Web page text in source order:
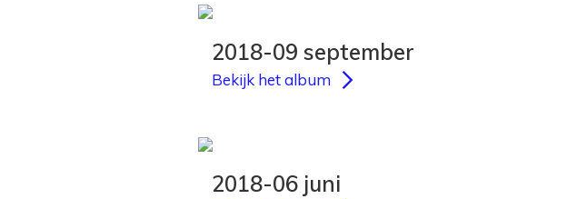
2018-09 september
Bekijk het album
2018-06 juni